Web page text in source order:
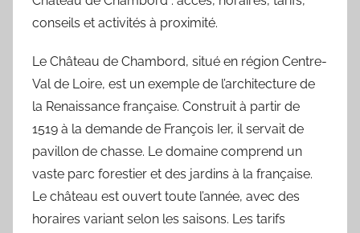
conseils et activités à proximité.
Le Château de Chambord, situé en région Centre-
Val de Loire, est un exemple de l’architecture de
la Renaissance française. Construit à partir de
1519 à la demande de François Ier, il servait de
pavillon de chasse. Le domaine comprend un
vaste parc forestier et des jardins à la française.
Le château est ouvert toute l’année, avec des
horaires variant selon les saisons. Les tarifs